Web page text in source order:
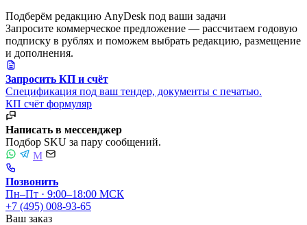
Подберём редакцию AnyDesk под ваши задачи
Запросите коммерческое предложение — рассчитаем годовую
подписку в рублях и поможем выбрать редакцию, размещение
и дополнения.
Запросить КП и счёт
Спецификация под ваш тендер, документы с печатью.
КП счёт формуляр
Написать в мессенджер
Подбор SKU за пару сообщений.
M
Позвонить
Пн–Пт · 9:00–18:00 МСК
+7 (495) 008-93-65
Ваш заказ